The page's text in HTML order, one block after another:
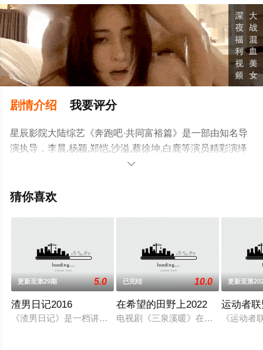
剧情介绍 我要评分
星辰影院大陆综艺《奔跑吧·共同富裕篇》是一部由知名导
演执导，李晨,杨颖,郑恺,沙溢,蔡徐坤,白鹿等演员精彩演绎
的中国大陆综艺，大结局剧情已揭晓（1-8全集），手机免
相关信息可移步至豆瓣综艺、电视猫或剧情网等平台了

猜你喜欢
更新至第29期 5.0
渣男日记2016
《渣男日记》是一档讲述渣男日常生活的节目。节目以搞笑、
已完结 10.0
在希望的田野上2022
电视剧《三泉溪暖》在央视一套热播
更新至第
运动者
《运动者